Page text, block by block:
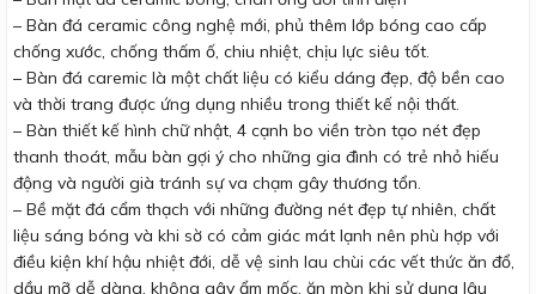
– Bàn đá ceramic công nghệ mới, phủ thêm lớp bóng cao cấp
chống xước, chống thấm ố, chiu nhiệt, chịu lực siêu tốt.
– Bàn đá caremic là một chất liệu có kiểu dáng đẹp, độ bền cao
và thời trang được ứng dụng nhiều trong thiết kế nội thất.
– Bàn thiết kế hình chữ nhật, 4 cạnh bo viền tròn tạo nét đẹp
thanh thoát, mẫu bàn gợi ý cho những gia đình có trẻ nhỏ hiếu
động và người già tránh sự va chạm gây thương tổn.
– Bề mặt đá cẩm thạch với những đường nét đẹp tự nhiên, chất
liệu sáng bóng và khi sờ có cảm giác mát lạnh nên phù hợp với
điều kiện khí hậu nhiệt đới, dễ vệ sinh lau chùi các vết thức ăn đổ,
dầu mỡ dễ dàng, không gây ẩm mốc, ăn mòn khi sử dụng lâu